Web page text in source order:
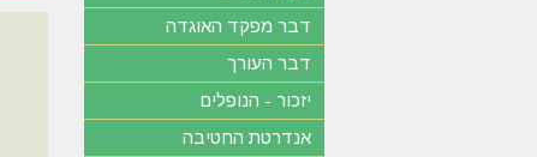
דבר מפקד האוגדה
דבר העורך
יזכור - הנופלים
אנדרטת החטיבה